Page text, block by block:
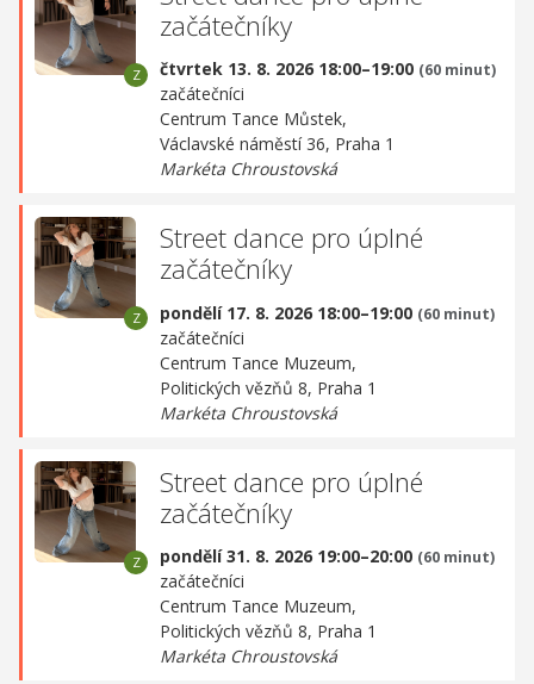
začátečníky
čtvrtek 13. 8. 2026 18:00–19:00 (60 minut)
začátečníci
Centrum Tance Můstek,
Václavské náměstí 36, Praha 1
Markéta Chroustovská
Street dance pro úplné
začátečníky
pondělí 17. 8. 2026 18:00–19:00 (60 minut)
začátečníci
Centrum Tance Muzeum,
Politických vězňů 8, Praha 1
Markéta Chroustovská
Street dance pro úplné
začátečníky
pondělí 31. 8. 2026 19:00–20:00 (60 minut)
začátečníci
Centrum Tance Muzeum,
Politických vězňů 8, Praha 1
Markéta Chroustovská